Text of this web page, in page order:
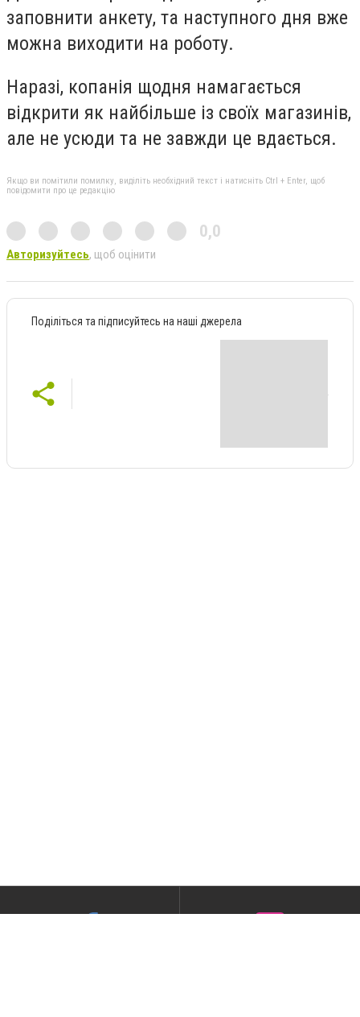
заповнити анкету, та наступного дня вже
можна виходити на роботу.
Наразі, копанія щодня намагається
відкрити як найбільше із своїх магазинів,
але не усюди та не завжди це вдається.
Якщо ви помітили помилку, виділіть необхідний текст і натисніть Ctrl + Enter, щоб
повідомити про це редакцію
0,0
Авторизуйтесь, щоб оцінити
Поділіться та підписуйтесь на наші джерела